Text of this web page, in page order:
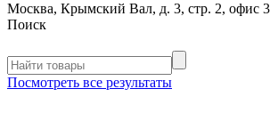
Москва, Крымский Вал, д. 3, стр. 2, офис
Поиск
Посмотреть все результаты